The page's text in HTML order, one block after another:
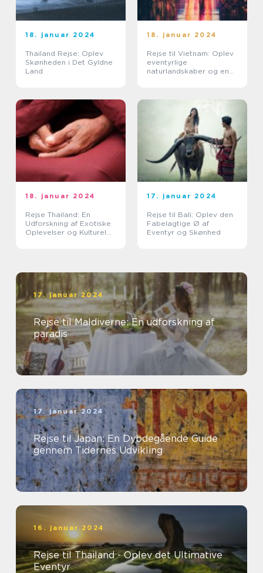
18. januar 2024
Thailand Rejse: Oplev
Skønheden i Det Gyldne
Land
18. januar 2024
Rejse til Vietnam: Oplev
eventyrlige
naturlandskaber og en
18. januar 2024
Rejse Thailand: En
Udforskning af Exotiske
Oplevelser og Kulturel
17. januar 2024
Rejse til Bali: Oplev den
Fabelagtige Ø af
Eventyr og Skønhed
17. januar 2024
Rejse til Maldiverne: En udforskning af
paradis
17. januar 2024
Rejse til Japan: En Dybdegående Guide
gennem Tidernes Udvikling
16. januar 2024
Rejse til Thailand - Oplev det Ultimative
Eventyr